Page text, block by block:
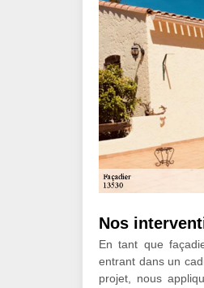
Nos
En tant que
entrant dans un
projet, nous